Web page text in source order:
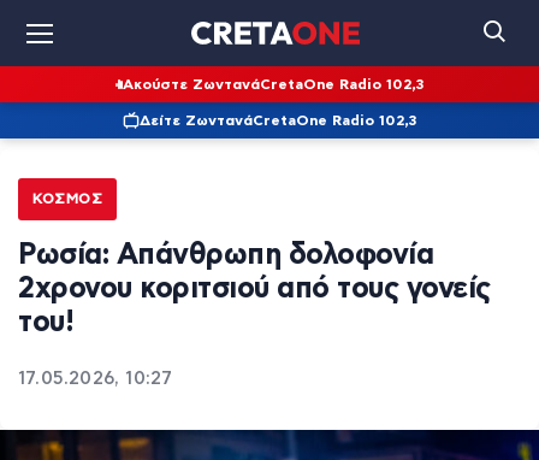
Ακούστε ΖωντανάCretaOne Radio 102,3
Δείτε ΖωντανάCretaOne Radio 102,3
ΚΌΣΜΟΣ
Ρωσία: Απάνθρωπη δολοφονία
2χρονου κοριτσιού από τους γονείς
του!
17.05.2026, 10:27